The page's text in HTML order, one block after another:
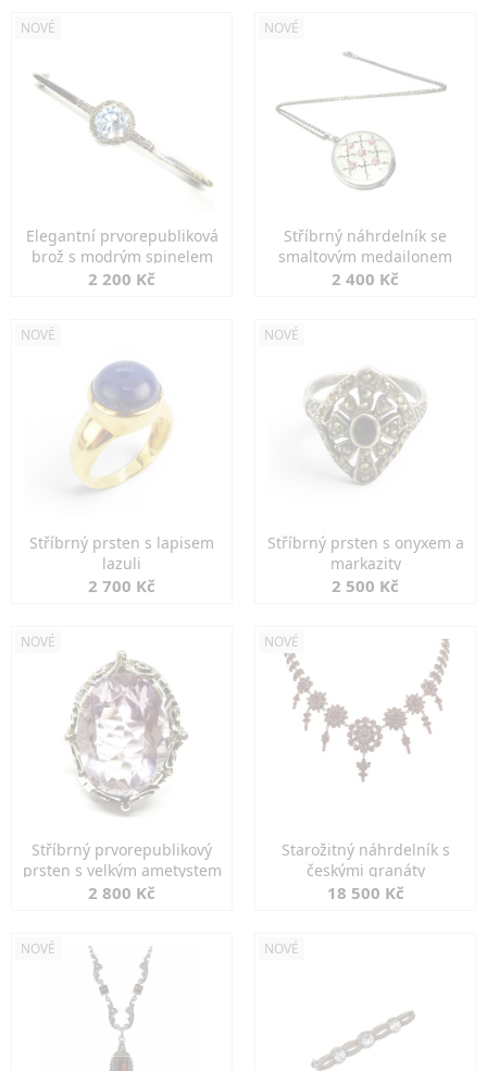
NOVÉ
Elegantní prvorepubliková
brož s modrým spinelem
2 200 Kč
NOVÉ
Stříbrný náhrdelník se
smaltovým medailonem
2 400 Kč
NOVÉ
Stříbrný prsten s lapisem
lazuli
2 700 Kč
NOVÉ
Stříbrný prsten s onyxem a
markazity
2 500 Kč
NOVÉ
Stříbrný prvorepublikový
prsten s velkým ametystem
2 800 Kč
NOVÉ
Starožitný náhrdelník s
českými granáty
18 500 Kč
NOVÉ NOVÉ